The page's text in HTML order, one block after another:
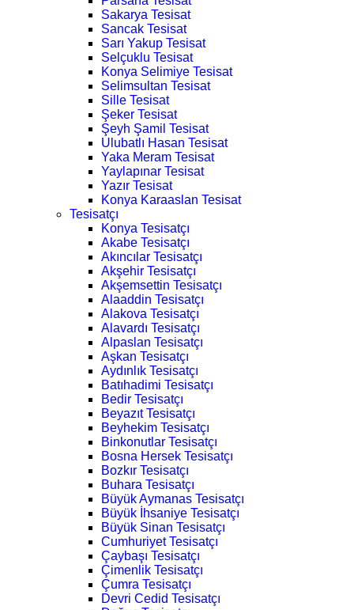
Sakarya Tesisat
Sancak Tesisat
Sarı Yakup Tesisat
Selçuklu Tesisat
Konya Selimiye Tesisat
Selimsultan Tesisat
Sille Tesisat
Şeker Tesisat
Şeyh Şamil Tesisat
Ulubatlı Hasan Tesisat
Yaka Meram Tesisat
Yaylapınar Tesisat
Yazır Tesisat
Konya Karaaslan Tesisat
Tesisatçı
Konya Tesisatçı
Akabe Tesisatçı
Akıncılar Tesisatçı
Akşehir Tesisatçı
Akşemsettin Tesisatçı
Alaaddin Tesisatçı
Alakova Tesisatçı
Alavardı Tesisatçı
Alpaslan Tesisatçı
Aşkan Tesisatçı
Aydınlık Tesisatçı
Batıhadimi Tesisatçı
Bedir Tesisatçı
Beyazıt Tesisatçı
Beyhekim Tesisatçı
Binkonutlar Tesisatçı
Bosna Hersek Tesisatçı
Bozkır Tesisatçı
Buhara Tesisatçı
Büyük Aymanas Tesisatçı
Büyük İhsaniye Tesisatçı
Büyük Sinan Tesisatçı
Cumhuriyet Tesisatçı
Çaybaşı Tesisatçı
Çimenlik Tesisatçı
Çumra Tesisatçı
Devri Cedid Tesisatçı